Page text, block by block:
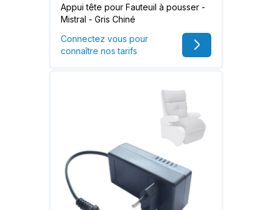
Appui tête pour Fauteuil à pousser -
Mistral - Gris Chiné
Connectez vous pour
connaître nos tarifs